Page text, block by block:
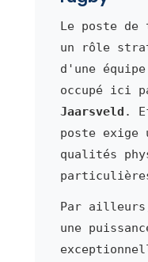
Le poste de
un rôle
d'une
occupé ici
Jaarsveld .
poste exige
qualités
Par
une